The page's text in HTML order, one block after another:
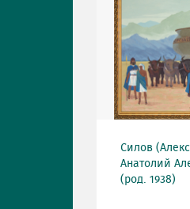
Силов
Анатолий
(род. 1938)